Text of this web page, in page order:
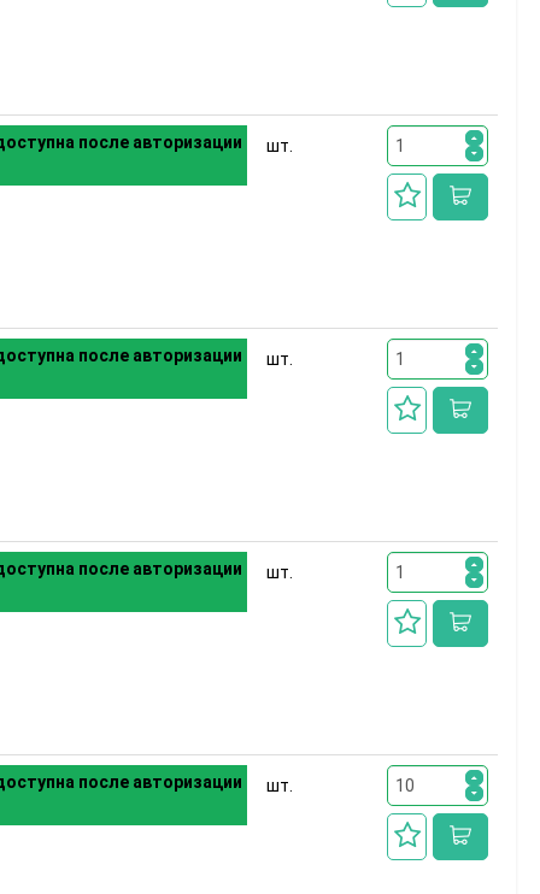
после авторизации шт.
после авторизации шт.
после авторизации шт.
после авторизации шт.